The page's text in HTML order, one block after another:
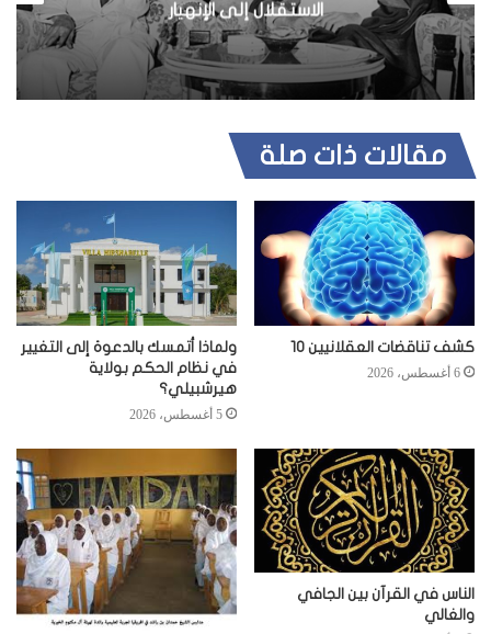
الاستقلال إلى الإنهيار
مقالات ذات صلة
كشف تناقضات العقلانيين 10
6 أغسطس، 2026
ولماذا أتمسك بالدعوة إلى التغيير
في نظام الحكم بولاية
هيرشبيلي؟
5 أغسطس، 2026
الناس في القرآن بين الجافي
والغالي